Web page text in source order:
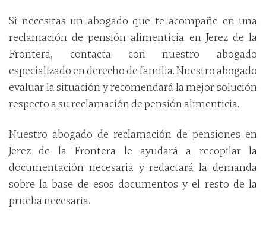
Si necesitas un abogado que te acompañe en una
reclamación de pensión alimenticia en Jerez de la
Frontera, contacta con nuestro abogado
especializado en derecho de familia. Nuestro abogado
evaluar la situación y recomendará la mejor solución
respecto a su reclamación de pensión alimenticia.
Nuestro abogado de reclamación de pensiones en
Jerez de la Frontera le ayudará a recopilar la
documentación necesaria y redactará la demanda
sobre la base de esos documentos y el resto de la
prueba necesaria.